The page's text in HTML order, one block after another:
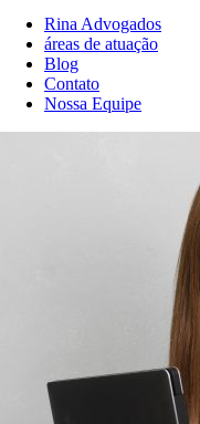
Rina Advogados
áreas de atuação
Blog
Contato
Nossa Equipe